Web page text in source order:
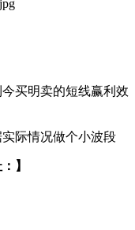
买明卖的短线赢利效
际情况做个小波段
】